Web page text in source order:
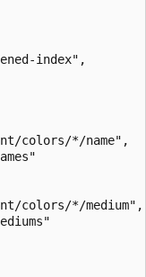
index",
colors/*/name",
colors/*/medium",